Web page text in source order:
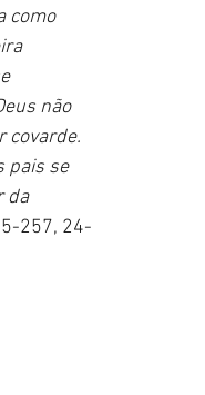
como
não
covarde.
pais se
da
257, 24-